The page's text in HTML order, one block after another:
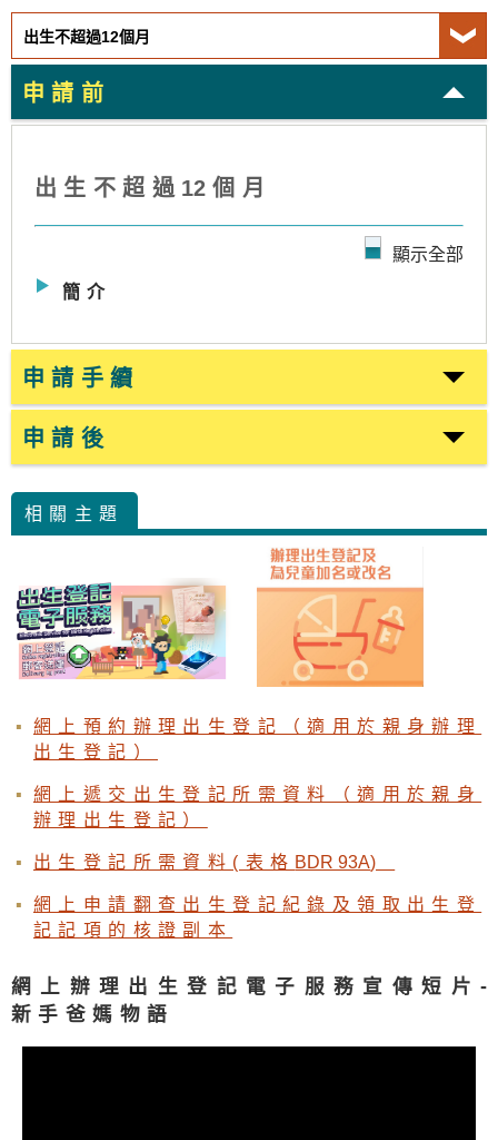
申請前
出生不超過 12個月
顯示全部
簡介
申請手續
申請後
相關主題
網上預約辦理出生登記（適用於親身辦理
出生登記）
網上遞交出生登記所需資料（適用於親身
辦理出生登記）
出生登記所需資料(表格 BDR 93A)
網上申請翻查出生登記紀錄及領取出生登
記記項的核證副本
網上辦理出生登記電子服務宣傳短片 -
新手爸媽物語